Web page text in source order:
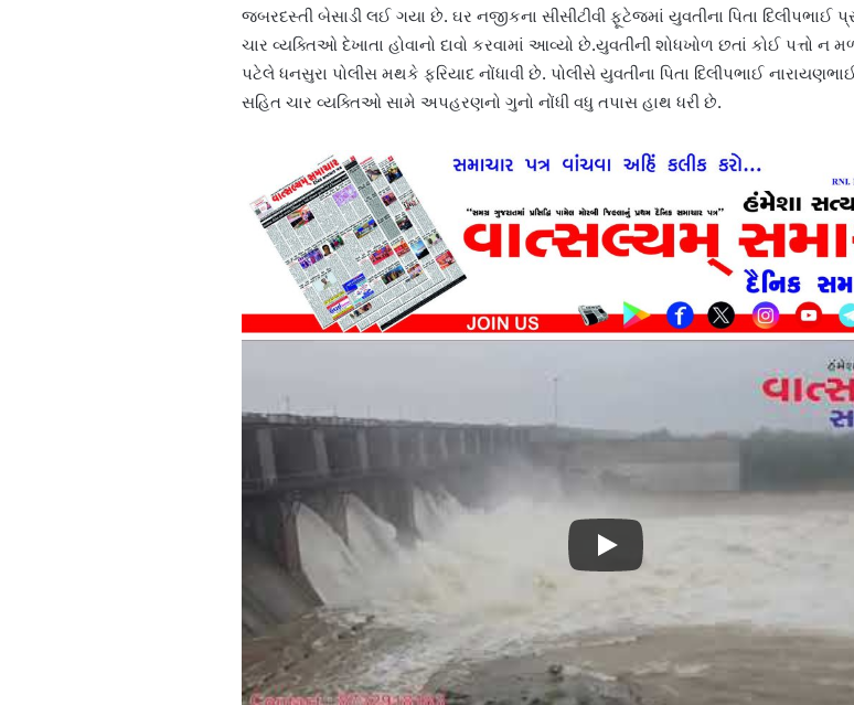
જબરદસ્તી બેસાડી લઈ ગયા છે. ઘર નજીકના સીસીટીવી ફૂટેજમાં યુવતીના પિતા દિલીપભાઈ
ચાર વ્યક્તિઓ દેખાતા હોવાનો દાવો કરવામાં આવ્યો છે.યુવતીની શોધખોળ છતાં કોઈ પત્તો ન
પટેલે ધનસુરા પોલીસ મથકે ફરિયાદ નોંધાવી છે. પોલીસે યુવતીના પિતા દિલીપભાઈ
સહિત ચાર વ્યક્તિઓ સામે અપહરણનો ગુનો નોંધી વધુ તપાસ હાથ ધરી છે.